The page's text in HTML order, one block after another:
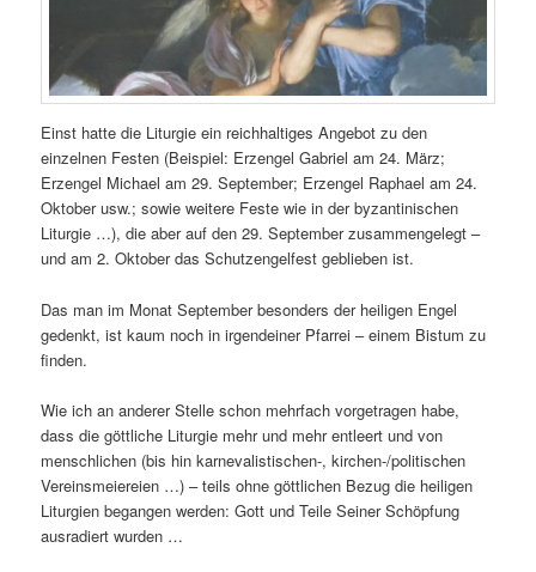
Einst hatte die Liturgie ein reichhaltiges Angebot zu den
einzelnen Festen (Beispiel: Erzengel Gabriel am 24. März;
Erzengel Michael am 29. September; Erzengel Raphael am 24.
Oktober usw.; sowie weitere Feste wie in der byzantinischen
Liturgie …), die aber auf den 29. September zusammengelegt –
und am 2. Oktober das Schutzengelfest geblieben ist.
Das man im Monat September besonders der heiligen Engel
gedenkt, ist kaum noch in irgendeiner Pfarrei – einem Bistum zu
finden.
Wie ich an anderer Stelle schon mehrfach vorgetragen habe,
dass die göttliche Liturgie mehr und mehr entleert und von
menschlichen (bis hin karnevalistischen-, kirchen-/politischen
Vereinsmeiereien …) – teils ohne göttlichen Bezug die heiligen
Liturgien begangen werden: Gott und Teile Seiner Schöpfung
ausradiert wurden …